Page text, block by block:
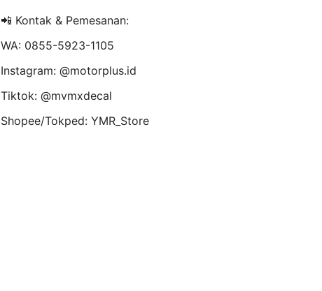
📲 Kontak & Pemesanan:
WA: 0855-5923-1105
Instagram: @motorplus.id
Tiktok: @mvmxdecal
Shopee/Tokped: YMR_Store